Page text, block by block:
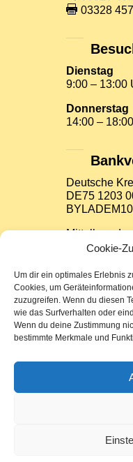
Cookie-
Um dir ein optimales Erlebnis
Cookies, um
zuzugreifen. Wenn du diesen
wie das Surfverhalten oder
Wenn du deine Zustimmung
bestimmte Merkmale und
03328
Dienstag
9:00 – 13:00
Donnerstag
14:00 –
Deutsche
DE75 1203
Potsdam